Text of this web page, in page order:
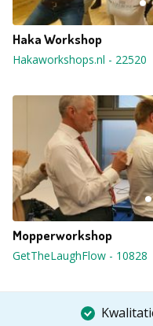
Haka Workshop
Hakaworkshops.nl - 22520
Mopperworkshop
GetTheLaughFlow - 10828